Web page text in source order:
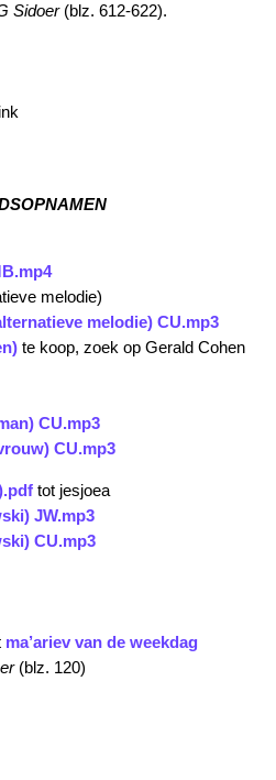
Sidoer(blz. 612-622).
melodie)
melodie) CU.mp3
te koop, zoek op Gerald Cohen
CU.mp3
CU.mp3
tot jesjoea
JW.mp3
CU.mp3
ma’ariev van de weekdag
(blz. 120)